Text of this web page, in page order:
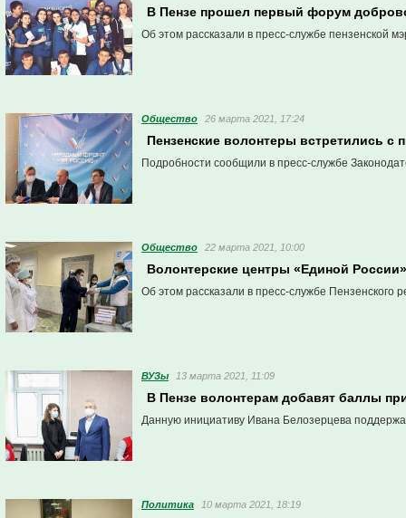
В Пензе прошел первый форум
Об этом рассказали в пресс-службе пензенской
Общество 26 марта 2021, 17:24
Пензенские волонтеры встретились с
Подробности сообщили в пресс-службе
Общество 22 марта 2021, 10:00
Волонтерские центры «Единой
Об этом рассказали в пресс-службе Пензенского
ВУЗы 13 марта 2021, 11:09
В Пензе волонтерам добавят баллы
Данную инициативу Ивана Белозерцева
Политика 10 марта 2021, 18:19